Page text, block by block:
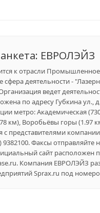
ЕВРОЛЭЙЗ
к отрасли Промышленное
сфера деятельности -
ведет
по адресу Губкина ул.,
метро: Академическая
км), Воробьёвы горы (1.97
с представителями
9382100. Факсы отправляйте
сайт расположен
Компания ЕВРОЛЭЙЗ
Sprax.ru под